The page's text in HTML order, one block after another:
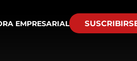
EMPRESARIAL